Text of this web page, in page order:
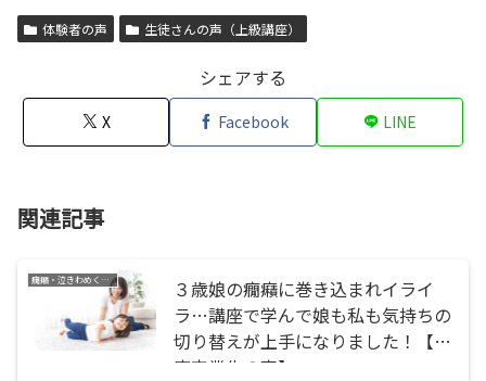
体験者の声 生徒さんの声（上級講座）
シェアする
X Facebook LINE
関連記事
癇癪・泣きわめく・暴れる
３歳娘の癇癪に巻き込まれイライ
ラ…講座で学んで娘も私も気持ちの
切り替えが上手になりました！【講
座卒業生の声】